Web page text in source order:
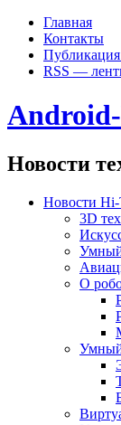
Главная
Контакты
Публикация
RSS —
Новости
Новости Hi-
3D
О